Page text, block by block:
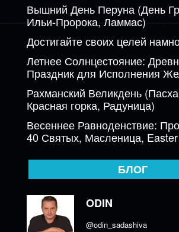
Вышний День Перуна (День
Ильи-Пророка, Ламмас)
Достигайте своих целей
Летнее Солнцестояние:
Праздник для Исполнения
Рахманский Великдень
Красная горка, Радуница)
Весеннее Равноденствие:
40 Святых, Масленица, Easter
БЛОГ
ODIN
@odin_sadashiva